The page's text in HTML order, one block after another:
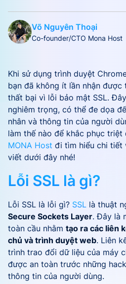
Võ Nguyên Thoại
Co-founder/CTO Mona Host
Khi sử dụng trình duyệt
bạn đã không ít lần nhận
thất bại vì lỗi bảo mật SSL.
nghiêm trọng, có thể đe dọa
nhân và thông tin của người
làm thế nào để khắc phục triệt
MONA Host đi tìm hiểu chi tiết
viết dưới đây nhé!
Lỗi SSL là gì?
Lỗi SSL là lỗi gì? SSL là thuật
Secure Sockets Layer. Đây là
toàn cầu nhằm tạo ra các liên
chủ và trình duyệt web. Liên
trình trao đổi dữ liệu của máy
được an toàn trước những
thông tin của người dùng.